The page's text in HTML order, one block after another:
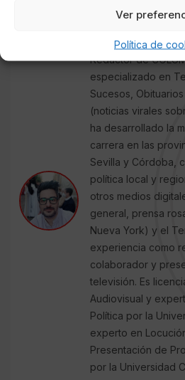
Ver
Política de
J. C. RUBIO
Redactor de
especializado en
Sucesos,
(noticias virales
ha desarrollado la
carrera en las
Sevilla y Córdoba,
política local y
otros medios
general, prensa
Nueva York) y el
experiencia como
colaborador y
televisión. Es
Audiovisual y
Política por la
experto en
Presentación de
por la Universidad